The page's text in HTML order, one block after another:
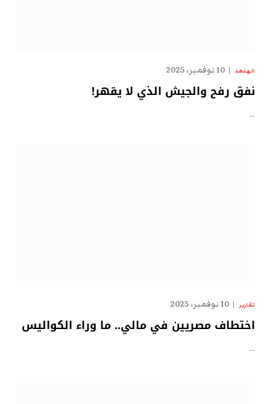
الهدهد 10 نوفمبر، 2025
نفق رفح والجيش الذي لا يقهر!
…
تقارير 10 نوفمبر، 2025
اختطاف مصريين في مالي.. ما وراء الكواليس
…